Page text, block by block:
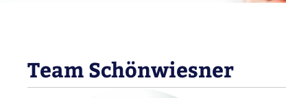
Team Schönwiesner